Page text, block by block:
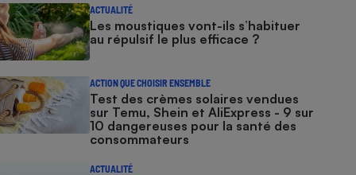
ACTUALITÉ
Les moustiques vont-ils s’habituer
au répulsif le plus efficace ?
ACTION QUE CHOISIR ENSEMBLE
Test des crèmes solaires vendues
sur Temu, Shein et AliExpress - 9 sur
10 dangereuses pour la santé des
consommateurs
ACTUALITÉ